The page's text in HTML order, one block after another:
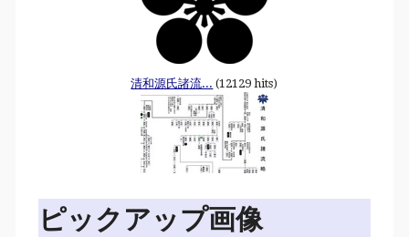
清和源氏諸流... (12129 hits)
ピックアップ画像